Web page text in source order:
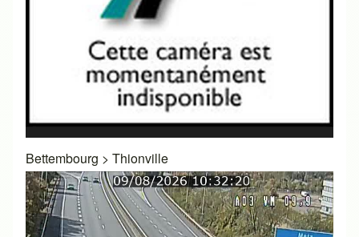
Bettembourg > Thionville